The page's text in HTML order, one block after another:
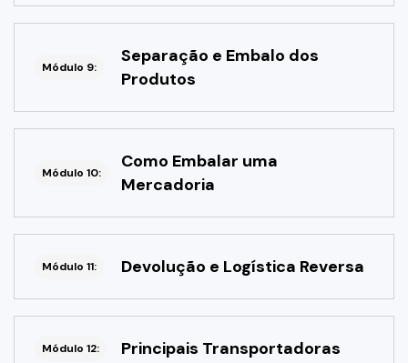
Módulo 9:
Separação e Embalo dos
Produtos
Módulo 10:
Como Embalar uma
Mercadoria
Módulo 11: Devolução e Logística Reversa
Módulo 12: Principais Transportadoras